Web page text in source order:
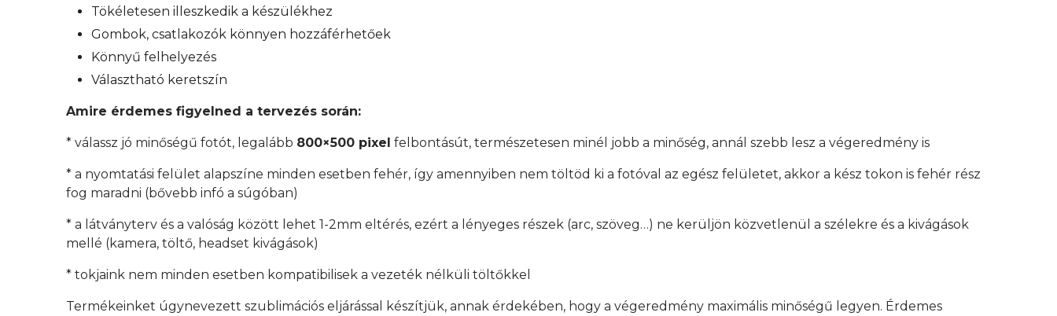
Tökéletesen illeszkedik a készülékhez
Gombok, csatlakozók könnyen hozzáférhetőek
Könnyű felhelyezés
Választható keretszín
Amire érdemes figyelned a tervezés során:
* válassz jó minőségű fotót, legalább 800×500 pixel felbontásút, természetesen minél jobb a minőség, annál szebb lesz a végeredmény is
* a nyomtatási felület alapszíne minden esetben fehér, így amennyiben nem töltöd ki a fotóval az egész felületet, akkor a kész tokon is fehér rész
fog maradni (bővebb infó a súgóban)
* a látványterv és a valóság között lehet 1-2mm eltérés, ezért a lényeges részek (arc, szöveg…) ne kerüljön közvetlenül a szélekre és a kivágások
mellé (kamera, töltő, headset kivágások)
* tokjaink nem minden esetben kompatibilisek a vezeték nélküli töltőkkel
Termékeinket úgynevezett szublimációs eljárással készítjük, annak érdekében, hogy a végeredmény maximális minőségű legyen. Érdemes